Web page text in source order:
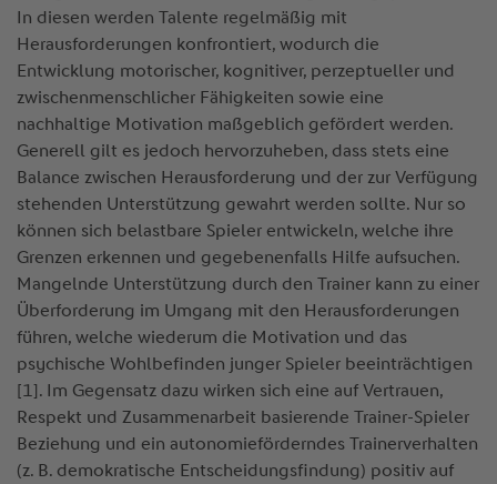
In diesen werden Talente regelmäßig mit
Herausforderungen konfrontiert, wodurch die
Entwicklung motorischer, kognitiver, perzeptueller und
zwischenmenschlicher Fähigkeiten sowie eine
nachhaltige Motivation maßgeblich gefördert werden.
Generell gilt es jedoch hervorzuheben, dass stets eine
Balance zwischen Herausforderung und der zur Verfügung
stehenden Unterstützung gewahrt werden sollte. Nur so
können sich belastbare Spieler entwickeln, welche ihre
Grenzen erkennen und gegebenenfalls Hilfe aufsuchen.
Mangelnde Unterstützung durch den Trainer kann zu einer
Überforderung im Umgang mit den Herausforderungen
führen, welche wiederum die Motivation und das
psychische Wohlbefinden junger Spieler beeinträchtigen
[1]. Im Gegensatz dazu wirken sich eine auf Vertrauen,
Respekt und Zusammenarbeit basierende Trainer-Spieler
Beziehung und ein autonomieförderndes Trainerverhalten
(z. B. demokratische Entscheidungsfindung) positiv auf